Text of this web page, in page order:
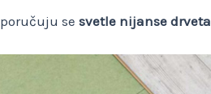
se svetle nijanse drveta